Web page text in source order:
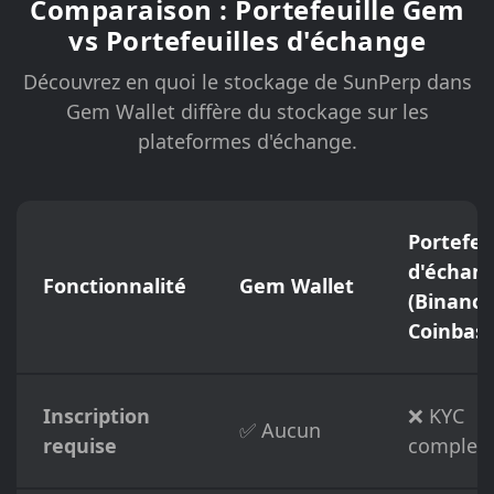
Comparaison : Portefeuille Gem
vs Portefeuilles d'échange
Découvrez en quoi le stockage de SunPerp dans
Gem Wallet diffère du stockage sur les
plateformes d'échange.
Fonctionnalité Gem Wallet
Inscription
requise
✅ Aucun
❌ KYC
complet